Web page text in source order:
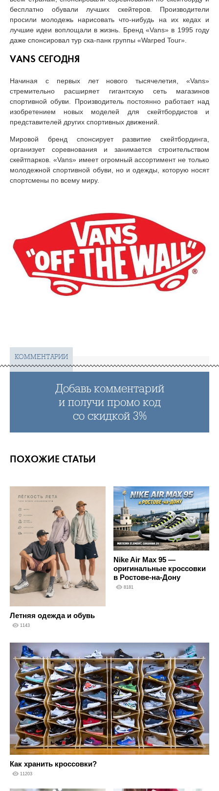
бесплатно обували лучших скейтеров. Производители
просили молодежь нарисовать что-нибудь на их кедах и
лучшие идеи воплощали в жизнь. Бренд «Vans» в 1995 году
даже спонсировал тур ска-панк группы «Warped Tour».
VANS СЕГОДНЯ
Начиная с первых лет нового тысячелетия, «Vans»
стремительно расширяет гигантскую сеть магазинов
спортивной обуви. Производитель постоянно работает над
изобретением новых моделей для скейтбордистов и
представителей других спортивных движений.
Мировой бренд спонсирует развитие скейтбординга,
организует соревнования и занимается строительством
скейтпарков. «Vans» имеет огромный ассортимент не только
молодежной спортивной обуви, но и одежды, которую носят
спортсмены по всему миру.
КОММЕНТАРИИ
Добавь комментарий
и получи промо код
со скидкой 3%
ПОХОЖИЕ СТАТЬИ
Летняя одежда и обувь
1143
Nike Air Max 95 —
оригинальные кроссовки
в Ростове-на-Дону
8181
Как хранить кроссовки?
11203